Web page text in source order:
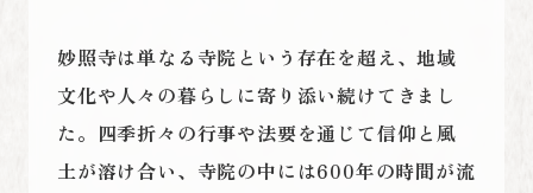
妙照寺は単なる寺院という存在を超え、地域
文化や人々の暮らしに寄り添い続けてきまし
た。四季折々の行事や法要を通じて信仰と風
土が溶け合い、寺院の中には600年の時間が流